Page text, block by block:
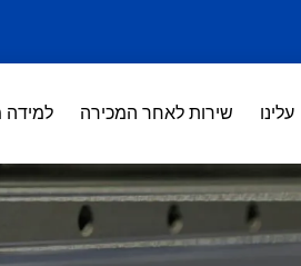
למידה שירות לאחר המכירה עלינו